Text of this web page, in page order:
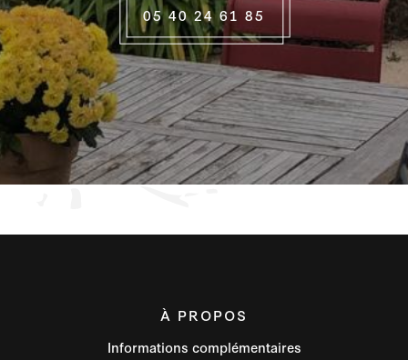
05 40 24 61 85
À PROPOS
Informations complémentaires